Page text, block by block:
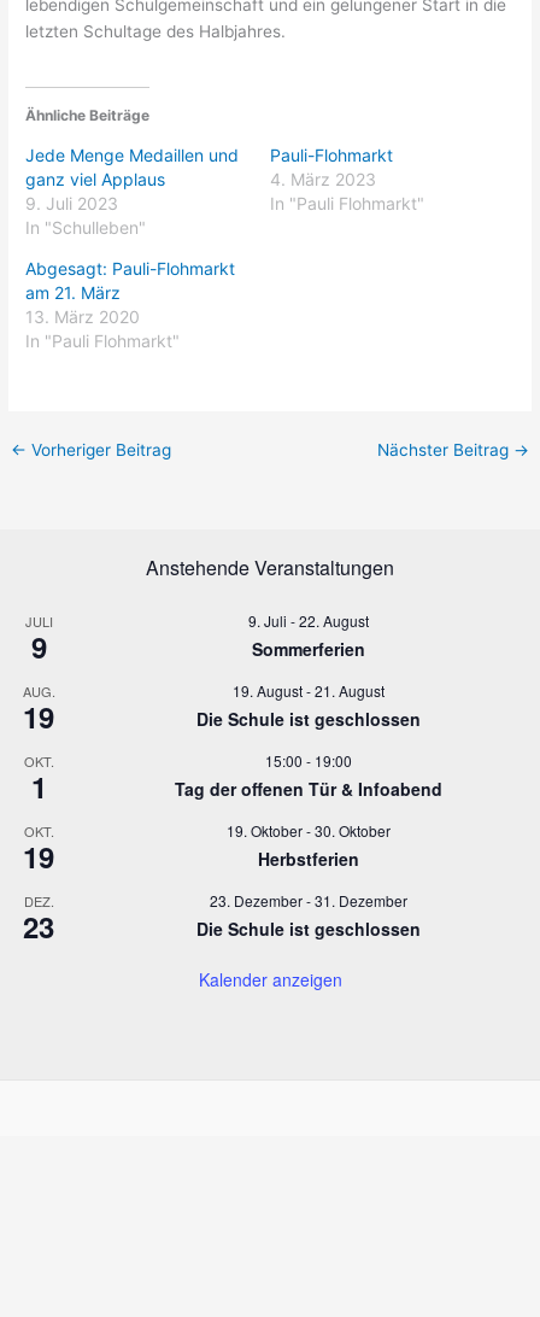
lebendigen Schulgemeinschaft und ein gelungener Start in die
letzten Schultage des Halbjahres.
Ähnliche Beiträge
Jede Menge Medaillen und
ganz viel Applaus
9. Juli 2023
In "Schulleben"
Pauli-Flohmarkt
4. März 2023
In "Pauli Flohmarkt"
Abgesagt: Pauli-Flohmarkt
am 21. März
13. März 2020
In "Pauli Flohmarkt"
← Vorheriger Beitrag Nächster Beitrag →
Anstehende Veranstaltungen
JULI
9
9. Juli -22. August
Sommerferien
AUG.
19
19. August-21. August
Die Schule ist geschlossen
OKT.
1
15:00 - 19:00
Tag der offenen Tür & Infoabend
OKT.
19
19. Oktober-30. Oktober
Herbstferien
DEZ.
23
23. Dezember-31. Dezember
Die Schule ist geschlossen
Kalender anzeigen